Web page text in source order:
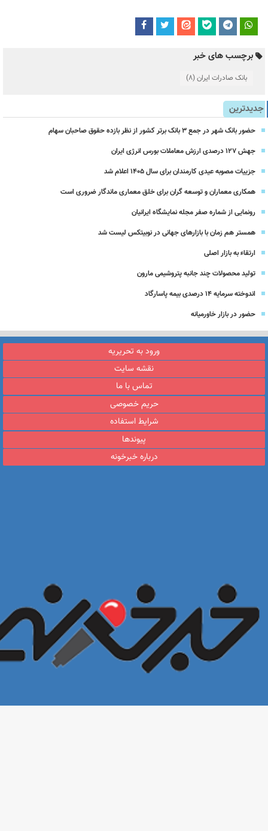
برچسب های خبر
بانک صادرات ایران(8)
جدیدترین
حضور بانک شهر در جمع ۳ بانک برتر کشور از نظر بازده حقوق صاحبان سهام
جهش ۱۲۷ درصدی ارزش معاملات بورس انرژی ایران
جزییات مصوبه عیدی کارمندان برای سال 1405 اعلام شد
همکاری معماران و توسعه گران برای خلق معماری ماندگار ضروری است
رونمایی از شماره صفر مجله نمایشگاه ایرانیان
همستر هم زمان با بازارهای جهانی در نوبیتکس لیست شد
ارتقاء به بازار اصلی
تولید محصولات چند جانبه پتروشیمی مارون
اندوخته سرمایه 14 درصدی بیمه پاسارگاد
حضور در بازار خاورمیانه
ورود به تحریریه
نقشه سایت
تماس با ما
حریم خصوصی
شرایط استفاده
پیوندها
درباره خبرخونه